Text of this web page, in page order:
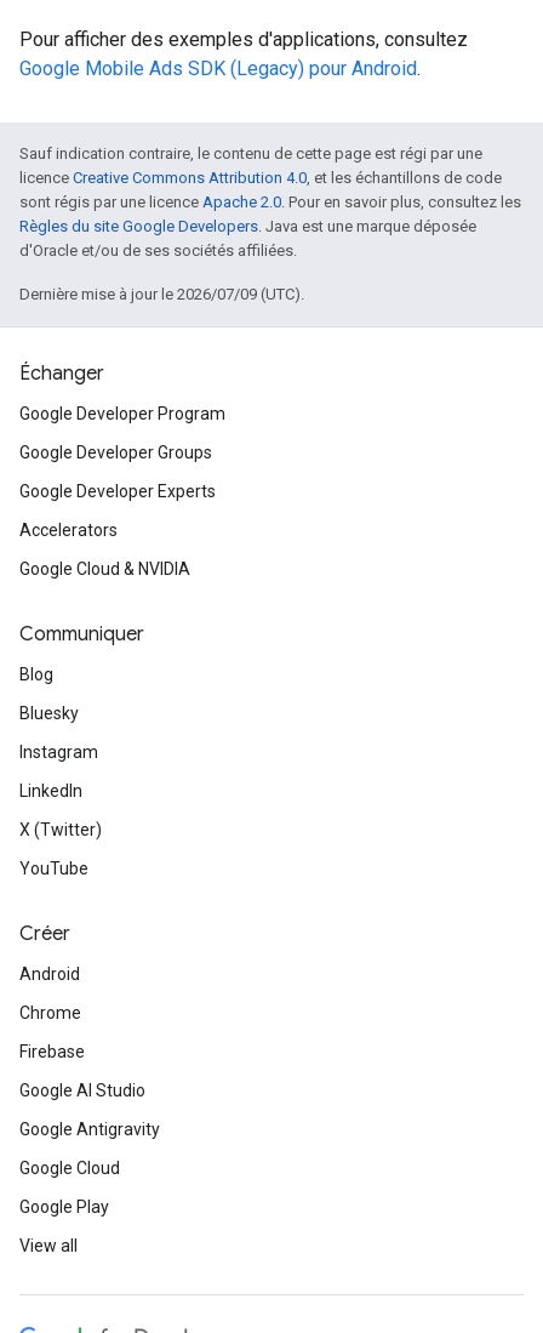
Pour afficher des exemples d'applications, consultez
Google Mobile Ads SDK (Legacy) pour Android.
Sauf indication contraire, le contenu de cette page est régi par une
licence Creative Commons Attribution 4.0, et les échantillons de code
sont régis par une licence Apache 2.0. Pour en savoir plus, consultez les
Règles du site Google Developers. Java est une marque déposée
d'Oracle et/ou de ses sociétés affiliées.
Dernière mise à jour le 2026/07/09 (UTC).
Échanger
Google Developer Program
Google Developer Groups
Google Developer Experts
Accelerators
Google Cloud & NVIDIA
Communiquer
Blog
Bluesky
Instagram
LinkedIn
X (Twitter)
YouTube
Créer
Android
Chrome
Firebase
Google AI Studio
Google Antigravity
Google Cloud
Google Play
View all